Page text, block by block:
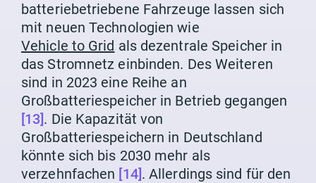
batteriebetriebene Fahrzeuge lassen sich
mit neuen Technologien wie
Vehicle to Grid als dezentrale Speicher in
das Stromnetz einbinden. Des Weiteren
sind in 2023 eine Reihe an
Großbatteriespeicher in Betrieb gegangen
[13]. Die Kapazität von
Großbatteriespeichern in Deutschland
könnte sich bis 2030 mehr als
verzehnfachen [14]. Allerdings sind für den